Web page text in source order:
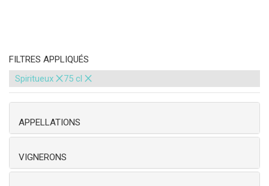
FILTRES APPLIQUÉS
Spiritueux ×75 cl ×
APPELLATIONS
VIGNERONS